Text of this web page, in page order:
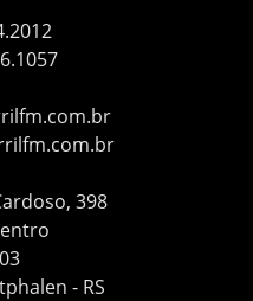
398
- RS